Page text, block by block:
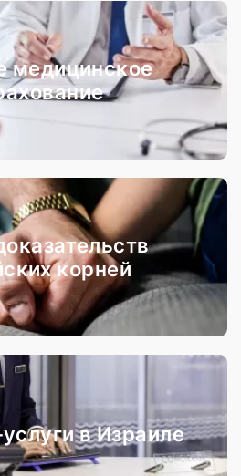
медицинское
корней
в Израиле